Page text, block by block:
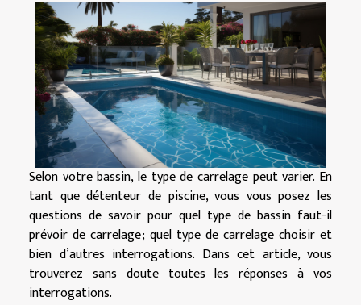
Selon votre bassin, le type de carrelage peut varier. En
tant que détenteur de piscine, vous vous posez les
questions de savoir pour quel type de bassin faut-il
prévoir de carrelage ; quel type de carrelage choisir et
bien d’autres interrogations. Dans cet article, vous
trouverez sans doute toutes les réponses à vos
interrogations.